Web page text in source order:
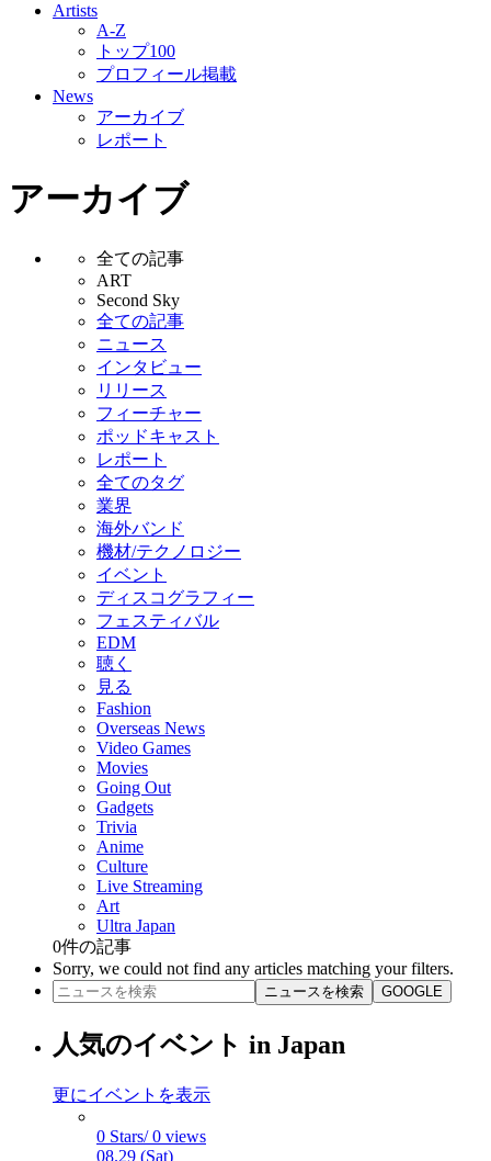
Artists
A-Z
トップ100
プロフィール掲載
News
アーカイブ
レポート
アーカイブ
全ての記事
ART
Second Sky
全ての記事
ニュース
インタビュー
リリース
フィーチャー
ポッドキャスト
レポート
全てのタグ
業界
海外バンド
機材/テクノロジー
イベント
ディスコグラフィー
フェスティバル
EDM
聴く
見る
Fashion
Overseas News
Video Games
Movies
Going Out
Gadgets
Trivia
Anime
Culture
Live Streaming
Art
Ultra Japan
0件の記事
Sorry, we could not find any articles matching your filters.
ニュースを検索 GOOGLE
人気のイベント in Japan
更にイベントを表示
0 Stars/ 0 views
08.29 (Sat)